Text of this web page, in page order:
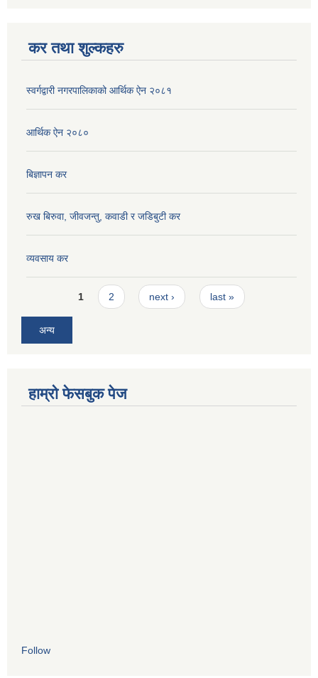
कर तथा शुल्कहरु
स्वर्गद्वारी नगरपालिकाको आर्थिक ऐन २०८१
आर्थिक ऐन २०८०
बिज्ञापन कर
रुख बिरुवा, जीवजन्तु, कवाडी र जडिबुटी कर
व्यवसाय कर
Pages1 2 next › last »
अन्य
हाम्रो फेसबुक पेज
Follow